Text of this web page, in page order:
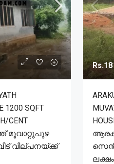
1200 SQFT
CENT
മൂവാറ്റുപുഴ
വില്പനയ്ക്ക്
ലക്ഷം